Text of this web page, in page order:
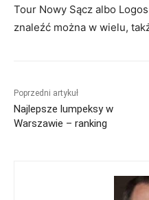
Tour Nowy Sącz albo
znaleźć można w wielu,
Poprzedni artykuł
Najlepsze lumpeksy w
Warszawie – ranking